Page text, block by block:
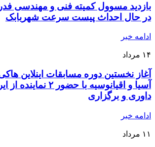
بازدید مسوول کمیته فنی و مهندسی
در حال احداث پیست سرعت شهربابک
ادامه خبر
۱۴ مرداد
آغاز نخستین دوره مسابقات اینلاین
آسیا و اقیانوسیه با
داوری و برگزاری
ادامه خبر
۱۱ مرداد